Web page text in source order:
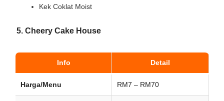
Kek Coklat Moist
5. Cheery Cake House
Info Detail
Harga/Menu RM7 – RM70